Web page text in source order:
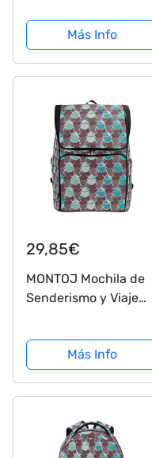
Más Info
29,85€
MONTOJ Mochila de
Senderismo y Viaje
de Dibujos Animados
para Exteriores, con
Compartimento para
portátil y Mochila de
Más Info